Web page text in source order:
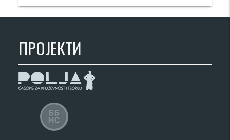
ПРОЈЕКТИ